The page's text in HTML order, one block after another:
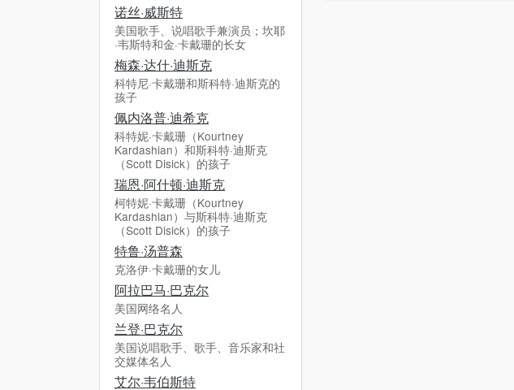
诺丝·威斯特
美国歌手、说唱歌手兼演员；坎耶
·韦斯特和金·卡戴珊的长女
梅森·达什·迪斯克
科特尼·卡戴珊和斯科特·迪斯克的
孩子
佩内洛普·迪希克
科特妮·卡戴珊（Kourtney
Kardashian）和斯科特·迪斯克
（Scott Disick）的孩子
瑞恩·阿什顿·迪斯克
柯特妮·卡戴珊（Kourtney
Kardashian）与斯科特·迪斯克
（Scott Disick）的孩子
特鲁·汤普森
克洛伊·卡戴珊的女儿
阿拉巴马·巴克尔
美国网络名人
兰登·巴克尔
美国说唱歌手、歌手、音乐家和社
交媒体名人
艾尔·韦伯斯特